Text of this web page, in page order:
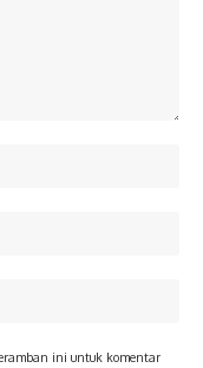
ini untuk komentar